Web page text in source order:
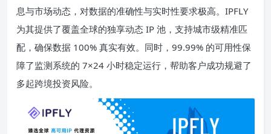
息与市场动态，对数据的准确性与实时性要求极高。IPFLY
为其提供了覆盖全球的独享动态 IP 池，支持城市级精准匹
配，确保数据 100% 真实有效。同时，99.99% 的可用性保
障了监测系统的 7×24 小时稳定运行，帮助客户成功规避了
多起跨境投资风险。